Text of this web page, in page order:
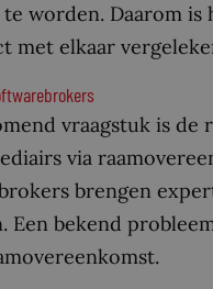
worden. Daarom is
met elkaar
vraagstuk is
via
brengen
Een bekend